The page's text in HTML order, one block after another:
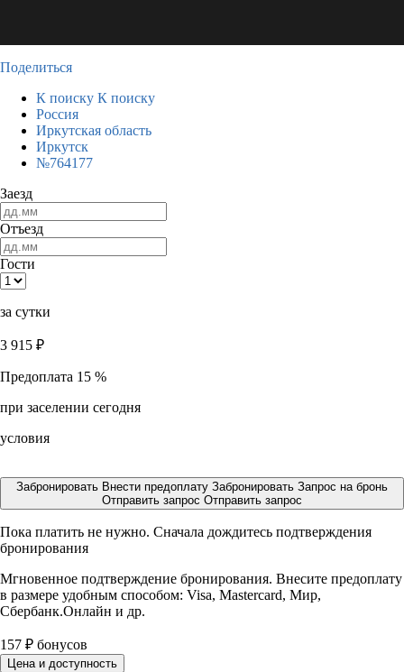
Поделиться
К поиску К поиску
Россия
Иркутская область
Иркутск
№764177
Заезд
Отъезд
Гости
за сутки
3 915 ₽
Предоплата 15 %
при заселении сегодня
условия
Забронировать Внести предоплату Забронировать Запрос на бронь
Отправить запрос Отправить запрос
Пока платить не нужно. Сначала дождитесь подтверждения
бронирования
Мгновенное подтверждение бронирования. Внесите предоплату
в размере удобным способом: Visa, Mastercard, Мир,
Сбербанк.Онлайн и др.
157 ₽ бонусов
Цена и доступность